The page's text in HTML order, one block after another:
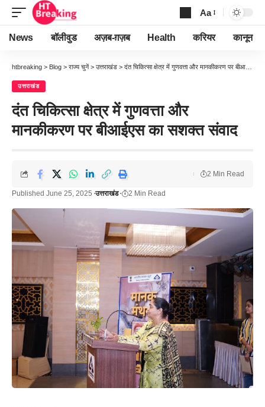
Font
Resizer
Aa
News बॉलीवुड अज़ब-ग़ज़ब Health करियर कानून
htbreaking > Blog > राज्य चुनें > उत्तराखंड > दंत चिकित्सा क्षेत्र में गुणवत्ता और मानकीकरण पर बीआईएस का सशक्त संवाद
उत्तराखंड
दंत चिकित्सा क्षेत्र में गुणवत्ता और
मानकीकरण पर बीआईएस का सशक्त संवाद
Published June 25, 2025 उत्तराखंड 2 Min Read
2 Min Read